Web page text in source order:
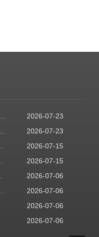
精技术交流年会
2026-07-23
筛查
2026-07-23
2026-07-15
2026-07-15
2026-07-06
2026-07-06
2026-07-06
2026-07-06